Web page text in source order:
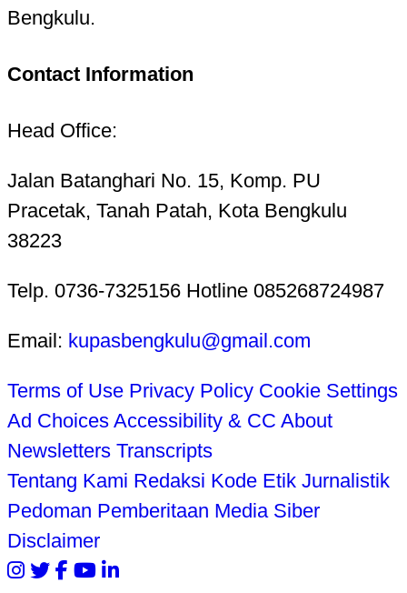
Bengkulu.
Contact Information
Head Office:
Jalan Batanghari No. 15, Komp. PU
Pracetak, Tanah Patah, Kota Bengkulu
38223
Telp. 0736-7325156 Hotline 085268724987
Email: kupasbengkulu@gmail.com
Terms of Use Privacy Policy Cookie Settings
Ad Choices Accessibility & CC About
Newsletters Transcripts
Tentang Kami Redaksi Kode Etik Jurnalistik
Pedoman Pemberitaan Media Siber
Disclaimer